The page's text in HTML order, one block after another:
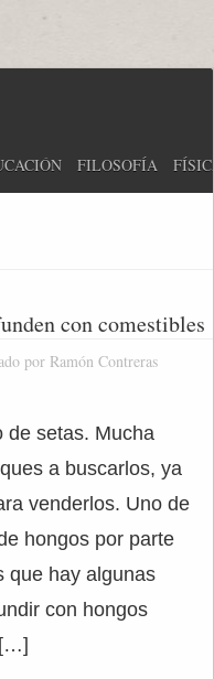
FILOSOFÍA
con comestibles
por Ramón Contreras
de setas. Mucha
a buscarlos, ya
venderlos. Uno de
hongos por parte
que hay algunas
con hongos
[…]